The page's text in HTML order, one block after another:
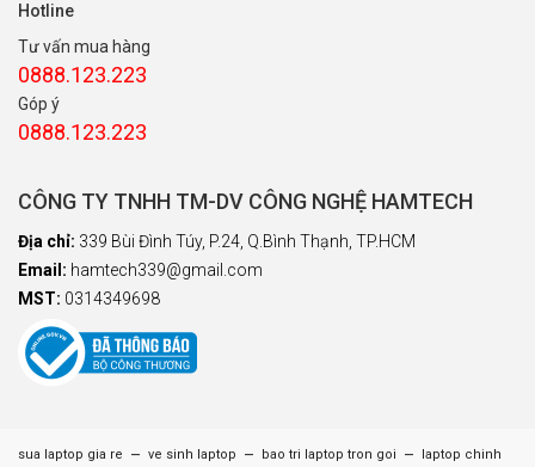
Hotline
Tư vấn mua hàng
0888.123.223
Góp ý
0888.123.223
CÔNG TY TNHH TM-DV CÔNG NGHỆ HAMTECH
Địa chỉ: 339 Bùi Đình Túy, P.24, Q.Bình Thạnh, TP.HCM
Email: hamtech339@gmail.com
MST: 0314349698
sua laptop gia re – ve sinh laptop – bao tri laptop tron goi – laptop chinh